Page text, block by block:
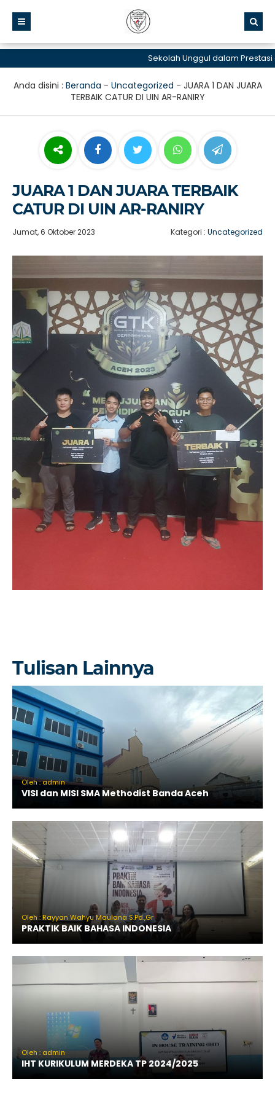
Sekolah Unggul dalam Prestasi
Anda disini : Beranda - Uncategorized - JUARA 1 DAN JUARA
TERBAIK CATUR DI UIN AR-RANIRY
JUARA 1 DAN JUARA TERBAIK
CATUR DI UIN AR-RANIRY
Jumat, 6 Oktober 2023 Kategori : Uncategorized
Tulisan Lainnya
Oleh : admin
VISI dan MISI SMA Methodist Banda Aceh
Oleh : Rayyan Wahyu Maulana S.Pd.,Gr
PRAKTIK BAIK BAHASA INDONESIA
Oleh : admin
IHT KURIKULUM MERDEKA TP 2024/2025